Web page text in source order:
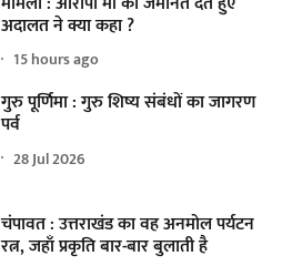
अदालत ने क्या कहा ?
15 hours ago
गुरु पूर्णिमा : गुरु शिष्य संबंधों का जागरण
पर्व
28 Jul 2026
चंपावत : उत्तराखंड का वह अनमोल पर्यटन
रत्न, जहाँ प्रकृति बार-बार बुलाती है